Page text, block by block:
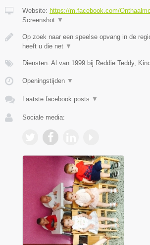
Website: https://m.facebook.com/
Screenshot ▼
Op zoek naar een speelse opvang in de
heeft u die net ▼
Diensten: Al van 1999 bij Reddie Teddy,
Openingstijden ▼
Laatste facebook posts ▼
Sociale media: